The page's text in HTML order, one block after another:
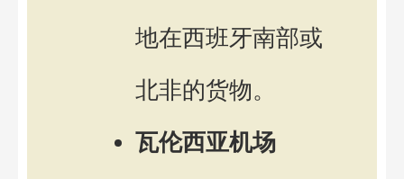
地在西班牙南部或
北非的货物。
瓦伦西亚机场